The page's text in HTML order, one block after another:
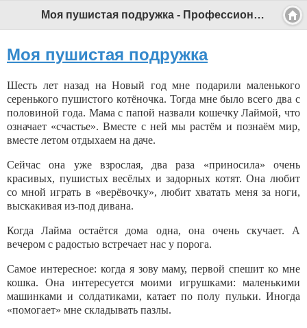
Моя пушистая подружка - Профессиональный педагог
Моя пушистая подружка
Шесть лет назад на Новый год мне подарили маленького
серенького пушистого котёночка. Тогда мне было всего два с
половиной года. Мама с папой назвали кошечку Лаймой, что
означает «счастье». Вместе с ней мы растём и познаём мир,
вместе летом отдыхаем на даче.
Сейчас она уже взрослая, два раза «приносила» очень
красивых, пушистых весёлых и задорных котят. Она любит
со мной играть в «верёвочку», любит хватать меня за ноги,
выскакивая из-под дивана.
Когда Лайма остаётся дома одна, она очень скучает. А
вечером с радостью встречает нас у порога.
Самое интересное: когда я зову маму, первой спешит ко мне
кошка. Она интересуется моими игрушками: маленькими
машинками и солдатиками, катает по полу пульки. Иногда
«помогает» мне складывать пазлы.